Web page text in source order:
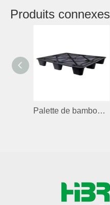
Produits connexes
Palette de bambou et de plastique